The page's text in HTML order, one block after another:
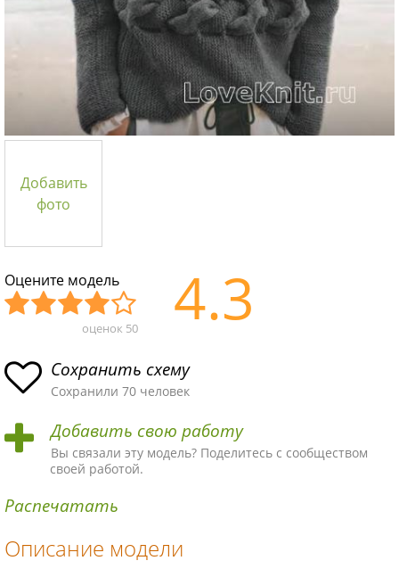
Добавить
фото
Оцените модель
асн
ая
ма
пло
хая
ма
ыч
ная
ма
Хор
ая
ма
Отл
ая
ма!
оценок 50 4.3
Сохранить схему
Сохранили 70 человек
Добавить свою работу
Вы связали эту модель? Поделитесь с сообществом
своей работой.
Распечатать
Описание модели